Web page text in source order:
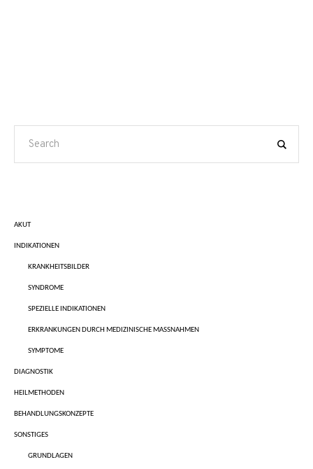
AKUT
INDIKATIONEN
KRANKHEITSBILDER
SYNDROME
SPEZIELLE INDIKATIONEN
ERKRANKUNGEN DURCH MEDIZINISCHE MASSNAHMEN
SYMPTOME
DIAGNOSTIK
HEILMETHODEN
BEHANDLUNGSKONZEPTE
SONSTIGES
GRUNDLAGEN